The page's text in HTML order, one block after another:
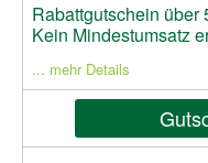
Rabattgutschein über
Kein Mindestumsatz
... mehr Details